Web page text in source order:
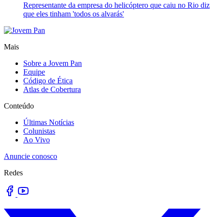
Representante da empresa do helicóptero que caiu no Rio diz
que eles tinham 'todos os alvarás'
Mais
Sobre a Jovem Pan
Equipe
Código de Ética
Atlas de Cobertura
Conteúdo
Últimas Notícias
Colunistas
Ao Vivo
Anuncie conosco
Redes